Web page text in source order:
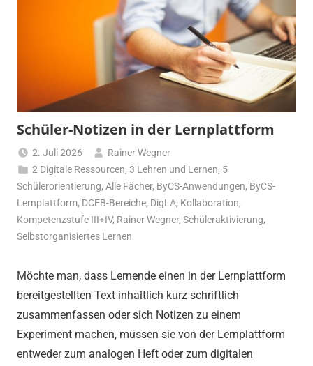
Schüler-Notizen in der Lernplattform
2. Juli 2026
Rainer Wegner
2 Digitale Ressourcen,3 Lehren und Lernen, 5
Schülerorientierung, Alle Fächer, ByCS-Anwendungen, ByCS-
Lernplattform, DCEB-Bereiche, DigLA, Kollaboration,
Kompetenzstufe III+IV, Rainer Wegner, Schüleraktivierung,
Selbstorganisiertes Lernen
Möchte man, dass Lernende einen in der Lernplattform
bereitgestellten Text inhaltlich kurz schriftlich
zusammenfassen oder sich Notizen zu einem
Experiment machen, müssen sie von der Lernplattform
entweder zum analogen Heft oder zum digitalen